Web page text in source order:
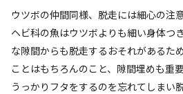
ウツボの仲間同様、脱走には細心の注
ヘビ科の魚はウツボよりも細い身体つ
な隙間からも脱走するおそれがあるた
ことはもちろんのこと、隙間埋めも重
うっかりフタをするのを忘れてしまい